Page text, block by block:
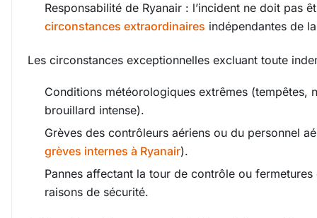
Responsabilité de Ryanair : l’incident ne doit pas
circonstances extraordinaires indépendantes de
Les circonstances exceptionnelles excluant toute
Conditions météorologiques extrêmes (tempêtes,
brouillard intense).
Grèves des contrôleurs aériens ou du personnel
grèves internes à Ryanair).
Pannes affectant la tour de contrôle ou fermetures
raisons de sécurité.